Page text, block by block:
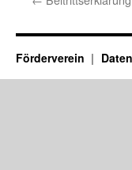
Förderverein